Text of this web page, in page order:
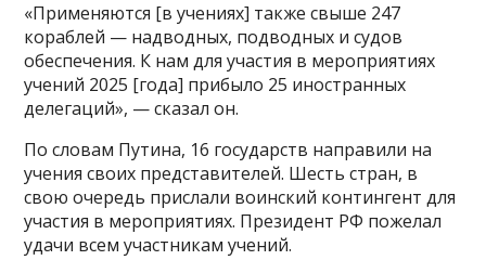
«Применяются [в учениях] также свыше 247
кораблей — надводных, подводных и судов
обеспечения. К нам для участия в мероприятиях
учений 2025 [года] прибыло 25 иностранных
делегаций», — сказал он.
По словам Путина, 16 государств направили на
учения своих представителей. Шесть стран, в
свою очередь прислали воинский контингент для
участия в мероприятиях. Президент РФ пожелал
удачи всем участникам учений.